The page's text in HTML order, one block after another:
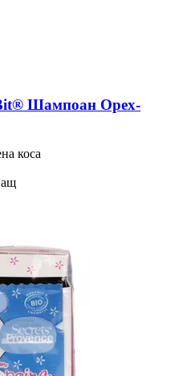
Шампоан Орех-​
коса